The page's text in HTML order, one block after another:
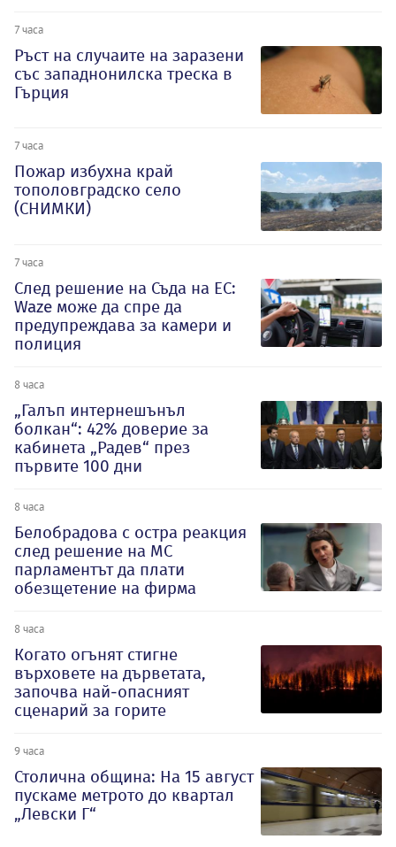
7 часа
Ръст на случаите на заразени
със западнонилска треска в
Гърция
7 часа
Пожар избухна край
тополовградско село
(СНИМКИ)
7 часа
След решение на Съда на ЕС:
Waze може да спре да
предупреждава за камери и
полиция
8 часа
„Галъп интернешънъл
болкан“: 42% доверие за
кабинета „Радев“ през
първите 100 дни
8 часа
Белобрадова с остра реакция
след решение на МС
парламентът да плати
обезщетение на фирма
8 часа
Когато огънят стигне
върховете на дърветата,
започва най-опасният
сценарий за горите
9 часа
Столична община: На 15 август
пускаме метрото до квартал
„Левски Г“